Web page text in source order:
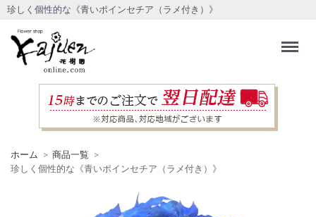
珍しく個性的な《青いポインセチア（ラメ付き）》
Menu
ホーム
商品一覧
珍しく個性的な《青いポインセチア（ラメ付き）》